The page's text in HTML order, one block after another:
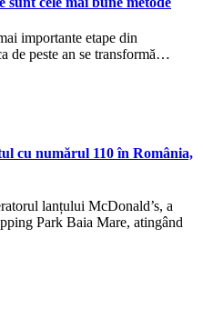
importante etape din
de peste an se transformă…
cu numărul 110 în România,
lanțului McDonald’s, a
Park Baia Mare, atingând